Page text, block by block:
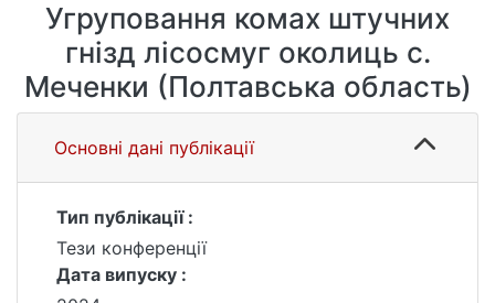
Угруповання комах штучних
гнізд лісосмуг околиць с.
Меченки (Полтавська область)
Основні дані публікації
Тип публікації :
Тези конференції
Дата випуску :